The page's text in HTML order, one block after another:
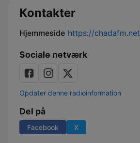
Kontakter
Hjemmeside https://chadafm.net
Sociale netværk
Opdater denne radioinformation
Del på
Facebook X